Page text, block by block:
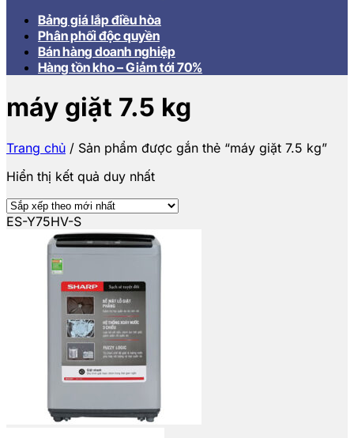
Bảng giá lắp điều hòa
Phân phối độc quyền
Bán hàng doanh nghiệp
Hàng tồn kho – Giảm tới 70%
máy giặt 7.5 kg
Trang chủ / Sản phẩm được gắn thẻ “máy giặt 7.5 kg”
Hiển thị kết quả duy nhất
ES-Y75HV-S